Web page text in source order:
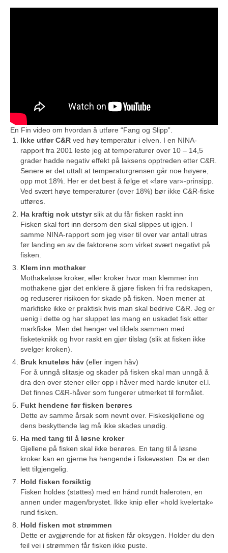
En Fin video om hvordan å utføre “Fang og Slipp”.
Ikke utfør C&R ved høy temperatur i elven. I en NINA-
rapport fra 2001 leste jeg at temperaturer over 10 – 14,5
grader hadde negativ effekt på laksens opptreden etter C&R.
Senere er det uttalt at temperaturgrensen går noe høyere,
opp mot 18%. Her er det best å følge et «føre var»-prinsipp.
Ved svært høye temperaturer (over 18%) bør ikke C&R-fiske
utføres.
Ha kraftig nok utstyrslik at du får fisken raskt inn
Fisken skal fort inn dersom den skal slippes ut igjen. I
samme NINA-rapport som jeg viser til over var antall utras
før landing en av de faktorene som virket svært negativt på
fisken.
Klem inn mothaker
Mothakeløse kroker, eller kroker hvor man klemmer inn
mothakene gjør det enklere å gjøre fisken fri fra redskapen,
og reduserer risikoen for skade på fisken. Noen mener at
markfiske ikke er praktisk hvis man skal bedrive C&R. Jeg er
uenig i dette og har sluppet løs mang en uskadet fisk etter
markfiske. Men det henger vel tildels sammen med
fisketeknikk og hvor raskt en gjør tilslag (slik at fisken ikke
svelger kroken).
Bruk knuteløs håv (eller ingen håv)
For å unngå slitasje og skader på fisken skal man unngå å
dra den over stener eller opp i håver med harde knuter el.l.
Det finnes C&R-håver som fungerer utmerket til formålet.
Fukt hendene før fisken berøres
Dette av samme årsak som nevnt over. Fiskeskjellene og
dens beskyttende lag må ikke skades unødig.
Ha med tang til å løsne kroker
Gjellene på fisken skal ikke berøres. En tang til å løsne
kroker kan en gjerne ha hengende i fiskevesten. Da er den
lett tilgjengelig.
Hold fisken forsiktig
Fisken holdes (støttes) med en hånd rundt haleroten, en
annen under magen/brystet. Ikke knip eller «hold kvelertak»
rund fisken.
Hold fisken mot strømmen
Dette er avgjørende for at fisken får oksygen. Holder du den
feil vei i strømmen får fisken ikke puste.